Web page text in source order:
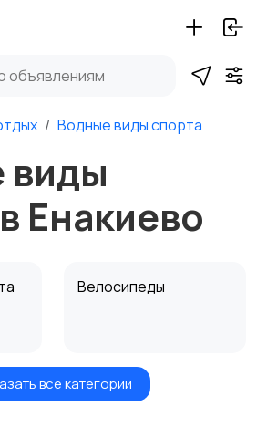
Водные виды спорта
виды
Енакиево
Велосипеды
Самокаты и
все категории